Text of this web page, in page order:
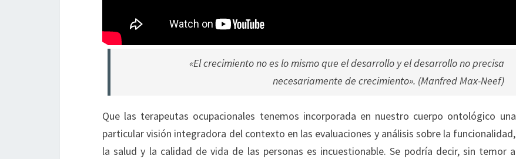
«El crecimiento no es lo mismo que el desarrollo y el desarrollo no precisa
necesariamente de crecimiento». (Manfred Max-Neef)
Que las terapeutas ocupacionales tenemos incorporada en nuestro cuerpo ontológico una
particular visión integradora del contexto en las evaluaciones y análisis sobre la funcionalidad,
la salud y la calidad de vida de las personas es incuestionable. Se podría decir, sin temor a